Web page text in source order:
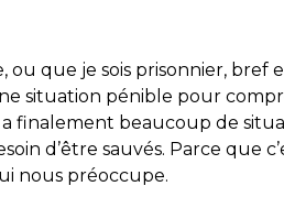
ou que je sois prisonnier, bref
situation pénible pour
a finalement beaucoup de
d’être sauvés. Parce que
nous préoccupe.